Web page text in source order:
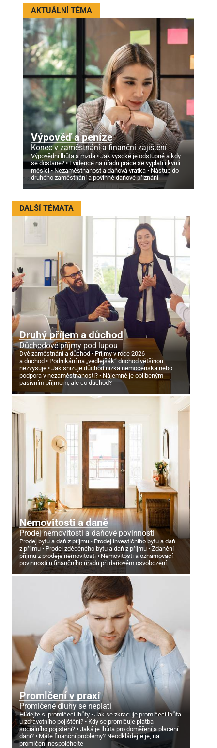
AKTUÁLNÍ TÉMA
Výpověď a peníze
Konec v zaměstnání a finanční zajištění
Výpovědní lhůta a mzda
Jak vysoké je odstupné a kdy
se dostane?
Evidence na úřadu práce se vyplatí i kvůli
měsíci
Nezaměstnanost a daňová vratka
Nástup do
druhého zaměstnání a povinné daňové přiznání
DALŠÍ TÉMATA
Druhý příjem a důchod
Důchodové příjmy pod lupou
Dvě zaměstnání a důchod
Příjmy v roce 2026
a důchod
Podnikání na „vedlejšák“ důchod většinou
nezvyšuje
Jak snižuje důchod nízká nemocenská nebo
podpora v nezaměstnanosti?
Nájemné je oblíbeným
pasivním příjmem, ale co důchod?
Nemovitosti a daně
Prodej nemovitosti a daňové povinnosti
Prodej bytu a daň z příjmu
Prodej investičního bytu a daň
z příjmu
Prodej zděděného bytu a daň z příjmu
Zdanění
příjmu z prodeje nemovitosti
Nemovitosti a oznamovací
povinnosti u finančního úřadu při daňovém osvobození
Promlčení v praxi
Promlčené dluhy se neplatí
Hlídejte si promlčecí lhůty
Jak se zkracuje promlčecí lhůta
u zdravotního pojištění?
Kdy se promlčuje platba
sociálního pojištění?
Jaká je lhůta pro doměření a placení
daní?
Máte finanční problémy? Neodkládejte je, na
promlčení nespoléhejte